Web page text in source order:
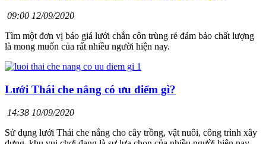
09:00 12/09/2020
Tìm một đơn vị báo giá lưới chắn côn trùng rẻ đảm bảo chất lượng
là mong muốn của rất nhiều người hiện nay.
Lưới Thái che nắng có ưu điểm gì?
14:38 10/09/2020
Sử dụng lưới Thái che nắng cho cây trồng, vật nuôi, công trình xây